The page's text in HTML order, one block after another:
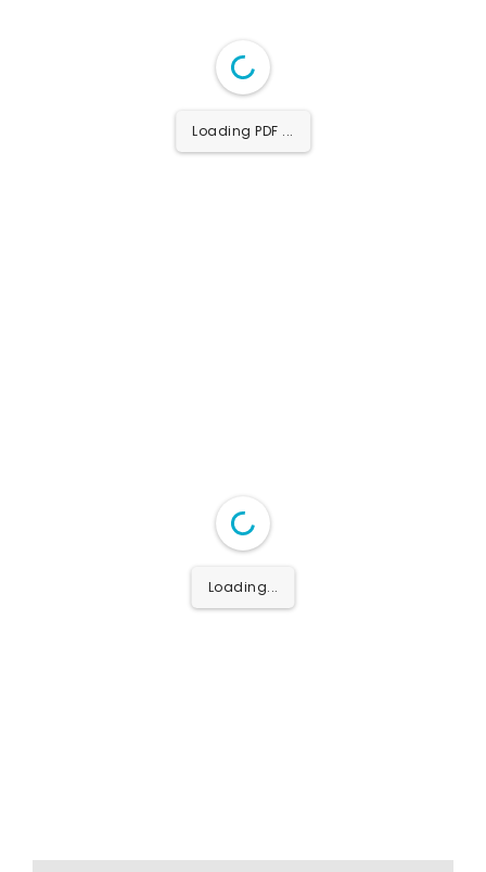
Loading PDF 2% ...
Loading PDF ...